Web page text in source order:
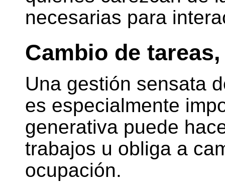
necesarias para
Cambio de
Una gestión sensata
es especialmente
generativa puede
trabajos u obliga a
ocupación.